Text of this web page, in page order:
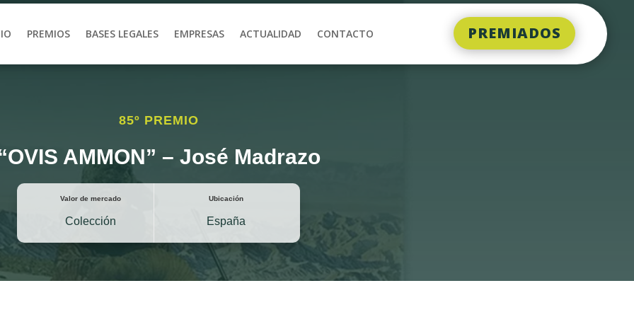
PREMIOS BASES LEGALES EMPRESAS ACTUALIDAD CONTACTO PREMIADOS
85º PREMIO
AMMON” – José Madrazo
Valor de mercado
Colección
Ubicación
España